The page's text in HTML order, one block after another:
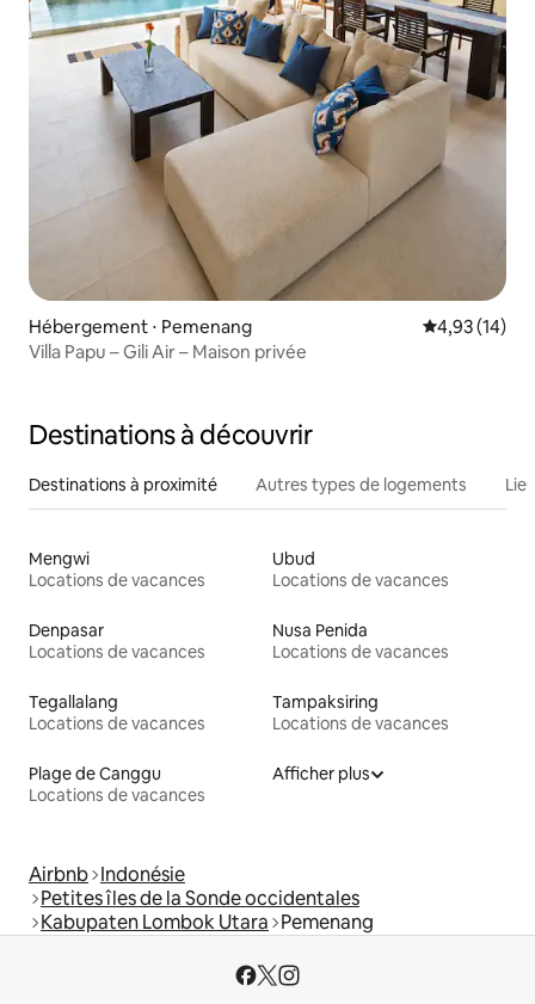
Hébergement ⋅ Pemenang Évaluation
4,93 (14)
Villa Papu – Gili Air – Maison privée
Destinations à découvrir
Destinations à proximité Autres types de logements
Mengwi
Locations de vacances
Ubud
Locations de vacances
Denpasar
Locations de vacances
Nusa Penida
Locations de vacances
Tegallalang
Locations de vacances
Tampaksiring
Locations de vacances
Plage de Canggu
Locations de vacances
Afficher plus
Airbnb Indonésie
Petites îles de la Sonde occidentales
Kabupaten Lombok Utara Pemenang